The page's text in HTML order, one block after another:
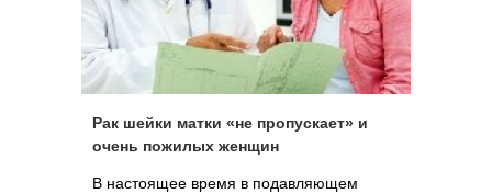
Рак шейки матки «не пропускает» и
очень пожилых женщин
В настоящее время в подавляющем